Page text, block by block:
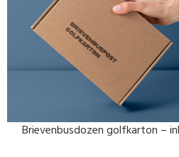
Brievenbusdozen golfkarton –